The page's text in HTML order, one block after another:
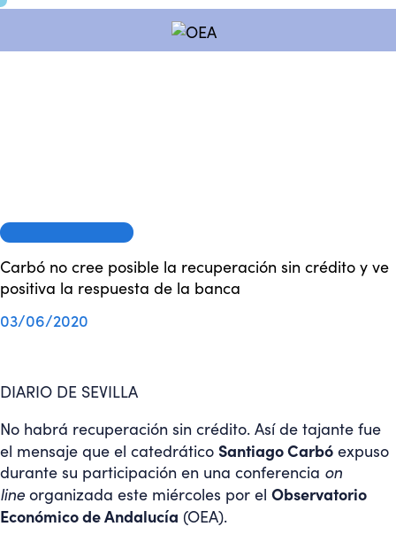
Carbó no cree posible la recuperación sin crédito y ve
positiva la respuesta de la banca
03/06/2020
DIARIO DE SEVILLA
No habrá recuperación sin crédito. Así de tajante fue
el mensaje que el catedrático Santiago Carbó expuso
durante su participación en una conferencia on
line organizada este miércoles por el Observatorio
Económico de Andalucía (OEA).